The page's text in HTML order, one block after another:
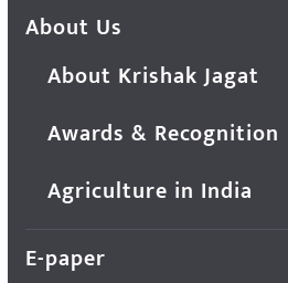
About Us
About Krishak Jagat
Awards & Recognition
Agriculture in India
E-paper